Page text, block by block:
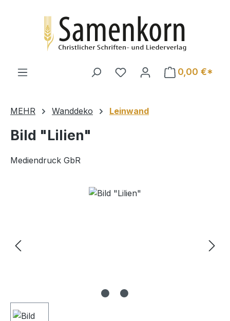
0,00 €*
MEHR Wanddeko Leinwand
Bild "Lilien"
Mediendruck GbR
Bildergalerie überspringen